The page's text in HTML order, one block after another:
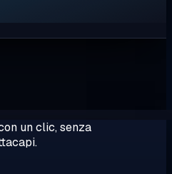
un clic, senza